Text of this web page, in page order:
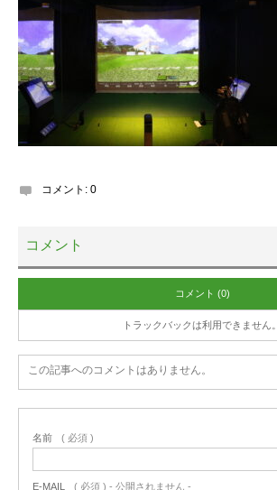
コメント: 0
コメント
コメント (0)
トラックバックは利用できません。
この記事へのコメントはありません。
名前 ( 必須 )
E-MAIL ( 必須 ) - 公開されません -